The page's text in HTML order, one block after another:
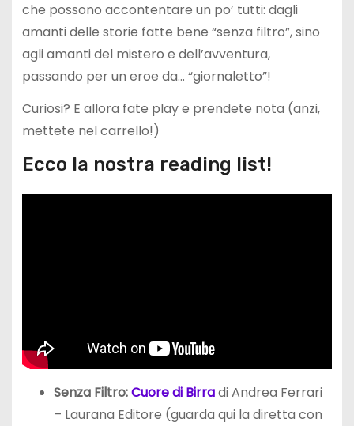
che possono accontentare un po’ tutti: dagli
amanti delle storie fatte bene “senza filtro”, sino
agli amanti del mistero e dell’avventura,
passando per un eroe da… “giornaletto”!
Curiosi? E allora fate play e prendete nota (anzi,
mettete nel carrello!)
Ecco la nostra reading list!
Senza Filtro:Cuore di Birradi Andrea Ferrari
– Laurana Editore (guarda qui la diretta con